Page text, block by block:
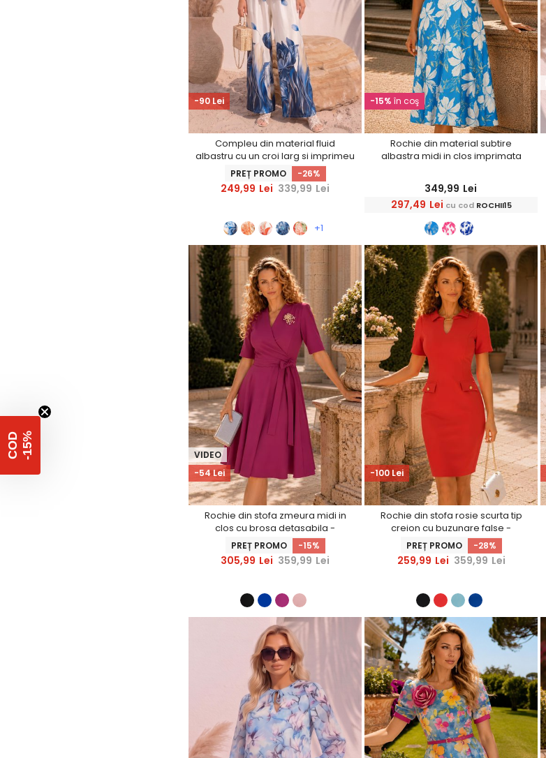
-90 Lei
Compleu din material fluid
albastru cu un croi larg si imprimeu
floral
PREȚ PROMO -26%
249,99 Lei 339,99 Lei
+1
-15% în coş
Rochie din material subtire
albastra midi in clos imprimata
349,99 Lei
297,49 Lei cu cod ROCHII15
-54 Lei
VIDEO
Rochie din stofa zmeura midi in
clos cu brosa detasabila -
StarShinerS
PREȚ PROMO -15%
305,99 Lei 359,99 Lei
-100 Lei
Rochie din stofa rosie scurta tip
creion cu buzunare false -
StarShinerS
PREȚ PROMO -28%
259,99 Lei 359,99 Lei
C
O
D
-
1
5 %